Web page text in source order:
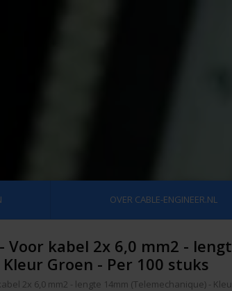
OVER CABLE-ENGINEER.NL
Voor kabel 2x 6,0 mm2 -
Groen - Per 100 stuks
2x 6,0 mm2 - lengte 14mm (Telemechanique) -